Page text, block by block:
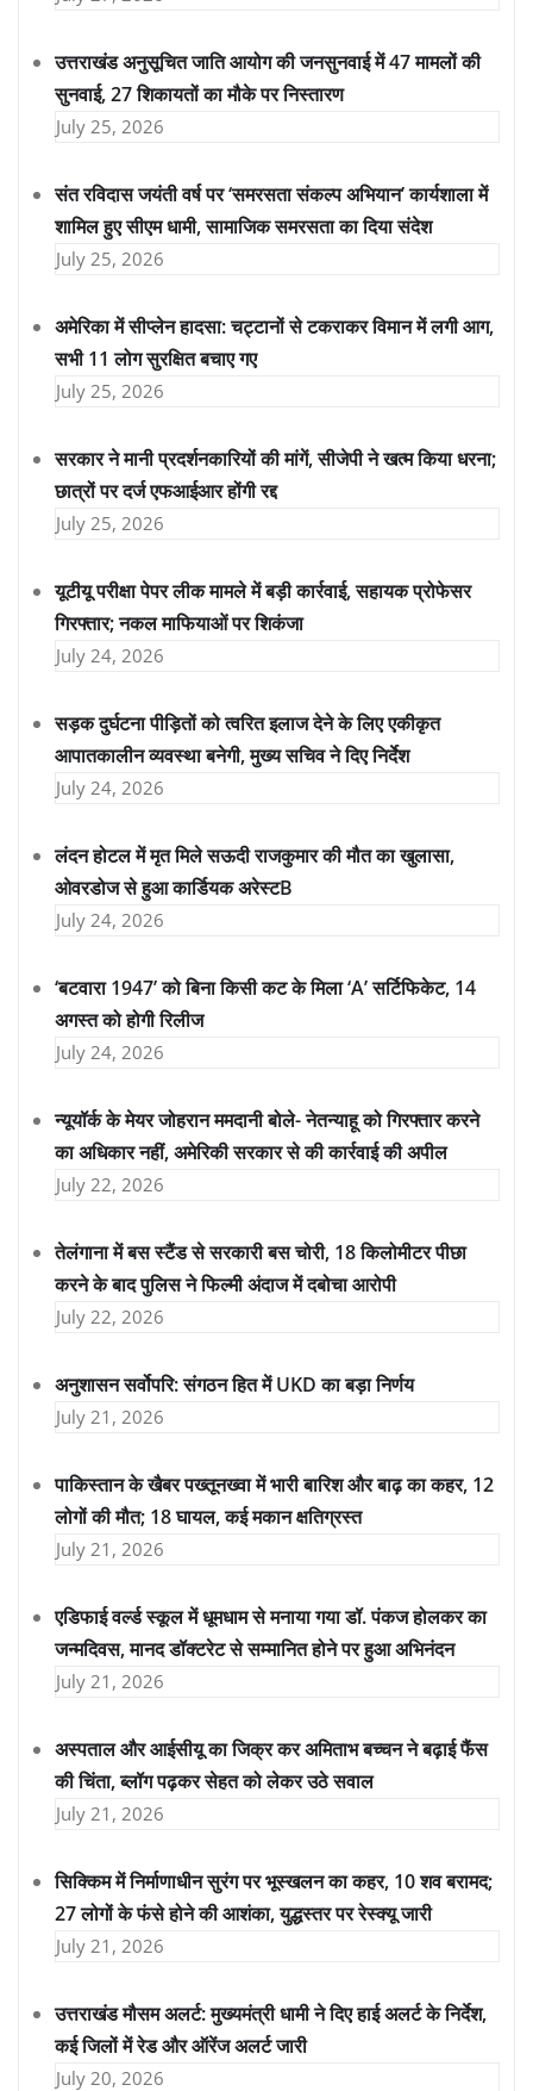
उत्तराखंड अनुसूचित जाति आयोग की जनसुनवाई में 47 मामलों की
सुनवाई, 27 शिकायतों का मौके पर निस्तारण
July 25, 2026
संत रविदास जयंती वर्ष पर ‘समरसता संकल्प अभियान’ कार्यशाला में
शामिल हुए सीएम धामी, सामाजिक समरसता का दिया संदेश
July 25, 2026
अमेरिका में सीप्लेन हादसा: चट्टानों से टकराकर विमान में लगी आग,
सभी 11 लोग सुरक्षित बचाए गए
July 25, 2026
सरकार ने मानी प्रदर्शनकारियों की मांगें, सीजेपी ने खत्म किया धरना;
छात्रों पर दर्ज एफआईआर होंगी रद्द
July 25, 2026
यूटीयू परीक्षा पेपर लीक मामले में बड़ी कार्रवाई, सहायक प्रोफेसर
गिरफ्तार; नकल माफियाओं पर शिकंजा
July 24, 2026
सड़क दुर्घटना पीड़ितों को त्वरित इलाज देने के लिए एकीकृत
आपातकालीन व्यवस्था बनेगी, मुख्य सचिव ने दिए निर्देश
July 24, 2026
लंदन होटल में मृत मिले सऊदी राजकुमार की मौत का खुलासा,
ओवरडोज से हुआ कार्डियक अरेस्टB
July 24, 2026
‘बटवारा 1947’ को बिना किसी कट के मिला ‘A’ सर्टिफिकेट, 14
अगस्त को होगी रिलीज
July 24, 2026
न्यूयॉर्क के मेयर जोहरान ममदानी बोले- नेतन्याहू को गिरफ्तार करने
का अधिकार नहीं, अमेरिकी सरकार से की कार्रवाई की अपील
July 22, 2026
तेलंगाना में बस स्टैंड से सरकारी बस चोरी, 18 किलोमीटर पीछा
करने के बाद पुलिस ने फिल्मी अंदाज में दबोचा आरोपी
July 22, 2026
अनुशासन सर्वोपरि: संगठन हित में UKD का बड़ा निर्णय
July 21, 2026
पाकिस्तान के खैबर पख्तूनख्वा में भारी बारिश और बाढ़ का कहर, 12
लोगों की मौत; 18 घायल, कई मकान क्षतिग्रस्त
July 21, 2026
एडिफाई वर्ल्ड स्कूल में धूमधाम से मनाया गया डॉ. पंकज होलकर का
जन्मदिवस, मानद डॉक्टरेट से सम्मानित होने पर हुआ अभिनंदन
July 21, 2026
अस्पताल और आईसीयू का जिक्र कर अमिताभ बच्चन ने बढ़ाई फैंस
की चिंता, ब्लॉग पढ़कर सेहत को लेकर उठे सवाल
July 21, 2026
सिक्किम में निर्माणाधीन सुरंग पर भूस्खलन का कहर, 10 शव बरामद;
27 लोगों के फंसे होने की आशंका, युद्धस्तर पर रेस्क्यू जारी
July 21, 2026
उत्तराखंड मौसम अलर्ट: मुख्यमंत्री धामी ने दिए हाई अलर्ट के निर्देश,
कई जिलों में रेड और ऑरेंज अलर्ट जारी
July 20, 2026